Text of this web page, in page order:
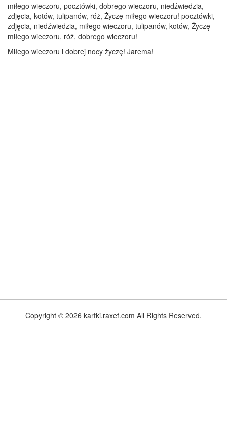
miłego wieczoru, pocztówki, dobrego wieczoru, niedźwiedzia,
zdjęcia, kotów, tulipanów, róż, Życzę miłego wieczoru! pocztówki,
zdjęcia, niedźwiedzia, miłego wieczoru, tulipanów, kotów, Życzę
miłego wieczoru, róż, dobrego wieczoru!
Miłego wieczoru i dobrej nocy życzę! Jarema!
Copyright © 2026 kartki.raxef.com All Rights Reserved.